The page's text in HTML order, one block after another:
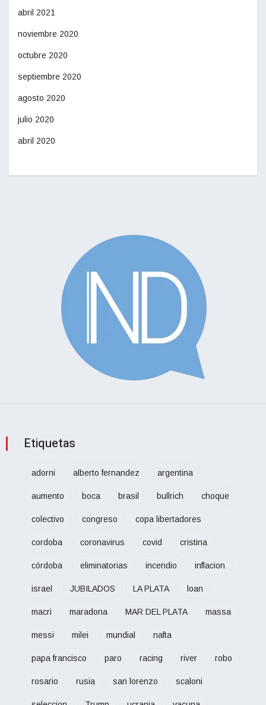
abril 2021
noviembre 2020
octubre 2020
septiembre 2020
agosto 2020
julio 2020
abril 2020
Etiquetas
adorni alberto fernandez argentina
aumento boca brasil bullrich choque
colectivo congreso copa libertadores
cordoba coronavirus covid cristina
córdoba eliminatorias incendio inflacion
israel JUBILADOS LA PLATA loan
macri maradona MAR DEL PLATA massa
messi milei mundial nafta
papa francisco paro racing river robo
rosario rusia san lorenzo scaloni